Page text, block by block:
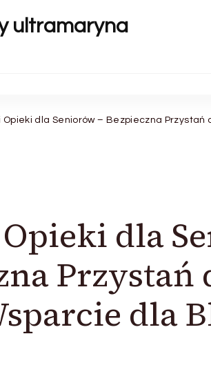
ultramaryna
Opieki dla Seniorów – Bezpieczna
dla
Przystań
dla